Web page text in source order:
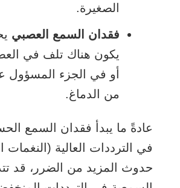
الصغيرة.
فقدان السمع العصبي
يكون هناك تلف في
أو في الجزء المسؤول
من الدماغ.
عادةً ما يبدأ فقدان السمع
في الترددات العالية (النغمات
حدوث المزيد من الضرر، قد